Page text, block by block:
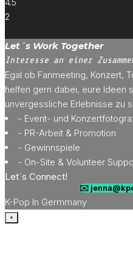
4.5
2
Let´s Work Together
Interesse an einer
Egal ob Fanmeeting, Konzert,
helfen gern dabei, eure Ideen
unvergessliche Erlebnisse zu
- Event- und
- PR-Arbeit & Promotion
- Gewinnspiele
- On-Site & Volunteer
Let´s Connect!
✉️
K-Pop In Germmany
×